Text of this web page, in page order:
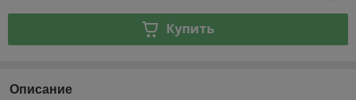
Купить
Описание